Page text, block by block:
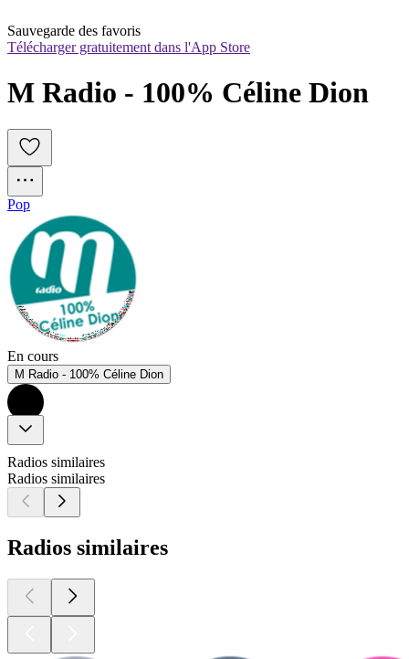
Sauvegarde des favoris
Télécharger gratuitement dans l'App Store
M Radio - 100% Céline Dion
Pop
En cours
M Radio - 100% Céline Dion
Radios similaires
Radios similaires
Radios similaires